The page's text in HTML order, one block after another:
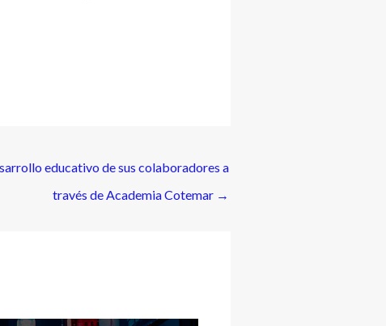
educativo de sus colaboradores a
través de Academia Cotemar →